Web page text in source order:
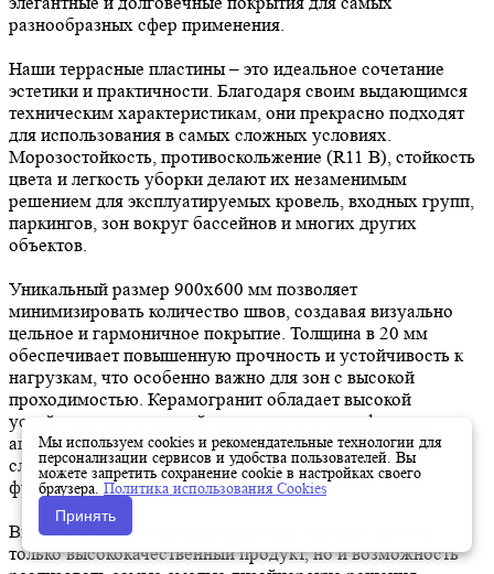
разнообразных сфер применения.
Наши террасные пластины – это идеальное сочетание
эстетики и практичности. Благодаря своим выдающимся
техническим характеристикам, они прекрасно подходят
для использования в самых сложных условиях.
Морозостойкость, противоскольжение (R11 B), стойкость
цвета и легкость уборки делают их незаменимым
решением для эксплуатируемых кровель, входных групп,
паркингов, зон вокруг бассейнов и многих других
объектов.
Уникальный размер 900х600 мм позволяет
минимизировать количество швов, создавая визуально
цельное и гармоничное покрытие. Толщина в 20 мм
обеспечивает повышенную прочность и устойчивость к
нагрузкам, что особенно важно для зон с высокой
проходимостью. Керамогранит обладает высокой
устойчивостью к воздействию влаги, ультрафиолета и
агрессивных веществ, что гарантирует долгий срок
службы покрытия без потери своих эстетических и
функциональных качеств.
Выбирая наши террасные пластины, вы получаете не
только высококачественный продукт, но и возможность
Мы используем cookies и рекомендательные технологии для
персонализации сервисов и удобства пользователей. Вы
можете запретить сохранение cookie в настройках своего
браузера. Политика использования Cookies
Принять